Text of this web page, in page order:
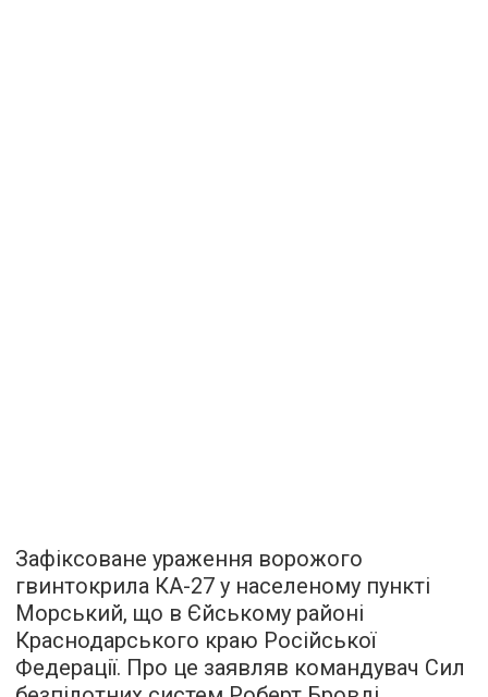
Зафіксоване ураження ворожого
гвинтокрила КА-27 у населеному пункті
Морський, що в Єйському районі
Краснодарського краю Російської
Федерації. Про це заявляв командувач Сил